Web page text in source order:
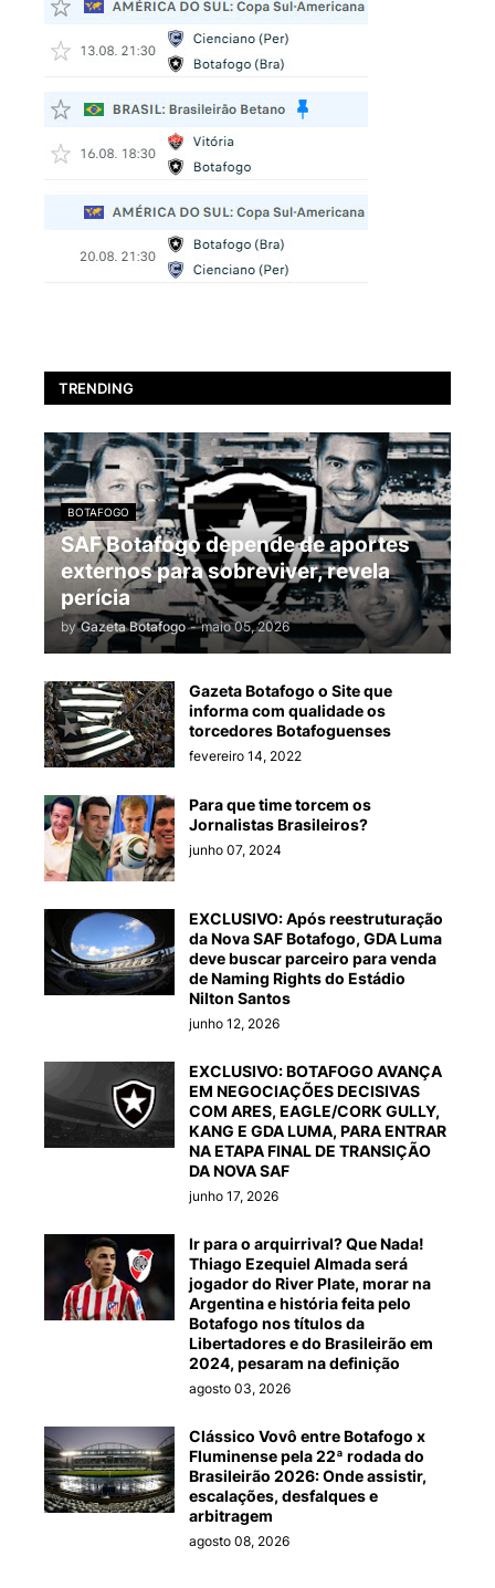
TRENDING
BOTAFOGO
SAF Botafogo depende de aportes
externos para sobreviver, revela
perícia
by Gazeta Botafogo - maio 05, 2026
Gazeta Botafogo o Site que
informa com qualidade os
torcedores Botafoguenses
fevereiro 14, 2022
Para que time torcem os
Jornalistas Brasileiros?
junho 07, 2024
EXCLUSIVO: Após reestruturação
da Nova SAF Botafogo, GDA Luma
deve buscar parceiro para venda
de Naming Rights do Estádio
Nilton Santos
junho 12, 2026
EXCLUSIVO: BOTAFOGO AVANÇA
EM NEGOCIAÇÕES DECISIVAS
COM ARES, EAGLE/CORK GULLY,
KANG E GDA LUMA, PARA ENTRAR
NA ETAPA FINAL DE TRANSIÇÃO
DA NOVA SAF
junho 17, 2026
Ir para o arquirrival? Que Nada!
Thiago Ezequiel Almada será
jogador do River Plate, morar na
Argentina e história feita pelo
Botafogo nos títulos da
Libertadores e do Brasileirão em
2024, pesaram na definição
agosto 03, 2026
Clássico Vovô entre Botafogo x
Fluminense pela 22ª rodada do
Brasileirão 2026: Onde assistir,
escalações, desfalques e
arbitragem
agosto 08, 2026